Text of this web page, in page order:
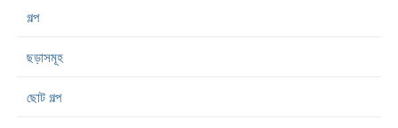
গল্প
ছড়াসমূহ
ছোট গল্প